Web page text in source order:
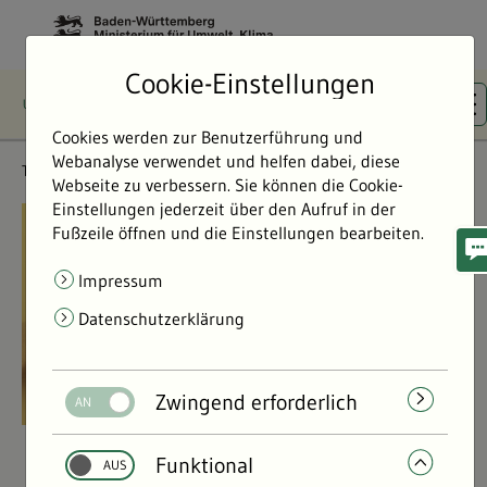
Themen Klima & Energie
©
Klima & Energie
Cookie-Einstellungen
Cookies werden zur Benutzerführung und
Webanalyse verwendet und helfen dabei, diese
Webseite zu verbessern. Sie können die Cookie-
Einstellungen jederzeit über den Aufruf in der
Fußzeile öffnen und die Einstellungen bearbeiten.
Impressum
Datenschutzerklärung
Zwingend erforderlich
Funktional